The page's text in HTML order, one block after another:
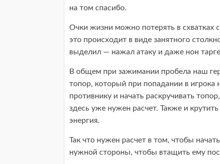
на том спасибо.
Очки жизни можно потерять в схватках
это происходит в виде занятного
выделил — нажал атаку и даже нон
В общем при зажимании пробела наш
топор, который при попадании в игрока
противнику и начать раскручивать
здесь уже нужен расчет. Также и
энергия.
Так что нужен расчет в том, чтобы
нужной стороны, чтобы втащить ему